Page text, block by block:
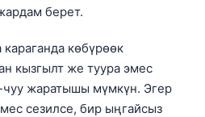
берет.
көбүрөөк
кызгылт же туура эмес
чуу жаратышы мүмкүн. Эгер
сезилсе, бир ыңгайсыз